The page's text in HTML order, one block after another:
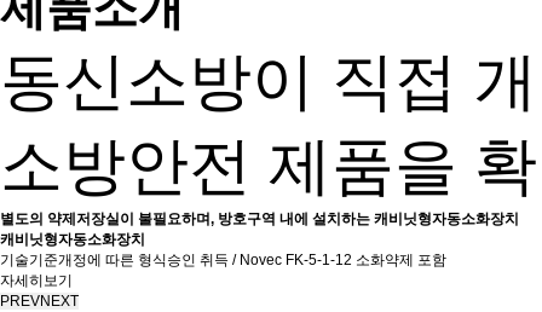
동신소방이 직접
소방안전 제품을
별도의 약제저장실이 불필요하며, 방호구역 내에 설치하는 캐비닛형자동소화장치
캐비닛형자동소화장치
기술기준개정에 따른 형식승인 취득 / Novec FK-5-1-12 소화약제 포함
자세히보기
PREVNEXT